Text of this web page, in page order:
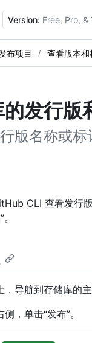
Version: Free, Pro, &
布项目 查看版本和
发行版
版名称或标
CLI 查看发行
”。
导航到存储库的主
，单击“发布”。